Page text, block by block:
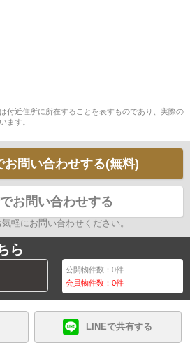
付近住所に所在することを表すものであり、実際の
ます。
お問い合わせする(無料)
お問い合わせする
軽にお問い合わせください。
ら
公開物件数：0件
会員物件数：0件
LINEで共有する